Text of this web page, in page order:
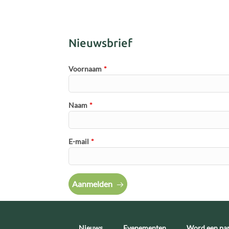
Nieuwsbrief
Voornaam *
Naam *
E-mail *
Aanmelden